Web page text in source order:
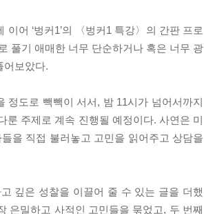
어 ‘벙커1’의 〈벙커1 특강〉의 간판 프로
풀기 애매한 너무 단순하거나 혹은 너무 광
어보았다.
정도로 빽빽이 서서, 밤 11시가 넘어서까지
룬 주제로 계속 진행될 예정이다. 사연은 미
을 직접 불러놓고 고민을 읽어주고 상담을
깊은 성찰을 이끌어 줄 수 있는 글을 더했
은밀하고 사적인 고민들을 묶었고, 두 번째